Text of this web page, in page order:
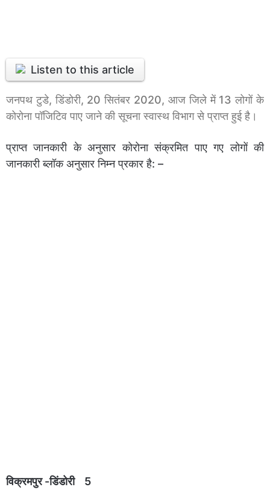
Listen to this article
जनपथ टुडे, डिंडोरी, 20 सितंबर 2020, आज जिले में 13 लोगों के
कोरोना पॉजिटिव पाए जाने की सूचना स्वास्थ विभाग से प्राप्त हुई है।
प्राप्त जानकारी के अनुसार कोरोना संक्रमित पाए गए लोगों की
जानकारी ब्लॉक अनुसार निम्न प्रकार है: –
विक्रमपुर -डिंडोरी 5